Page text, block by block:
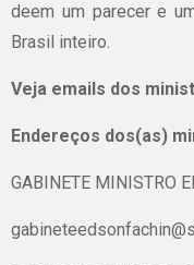
deem um parecer e
Brasil inteiro.
Veja emails dos
Endereços dos(as)
GABINETE MINISTRO